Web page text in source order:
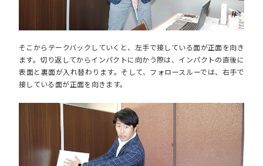
そこからテークバックしていくと、左手で接している面が正面を向き
ます。切り返してからインパクトに向かう際は、インパクトの直後に
表面と裏面が入れ替わります。そして、フォロースルーでは、右手で
接している面が正面を向きます。